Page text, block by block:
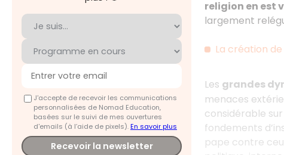
J'accepte de recevoir les communications
personnalisées de Nomad Education,
basées sur le suivi de mes ouvertures
d'emails (à l’aide de pixels).En savoir plus
Recevoir la newsletter
religion en est
largement
La création
Les grandes
menaces
considérable
fondements
pape contre